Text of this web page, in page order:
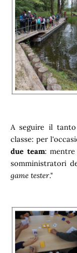
A seguire il
classe: per
due team:
somministratori
game tester."